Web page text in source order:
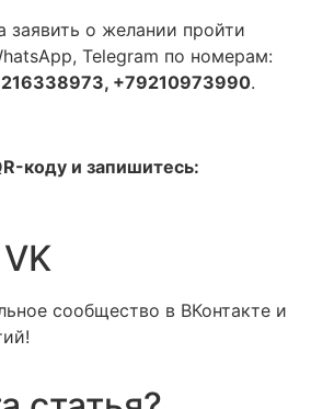
заявить о желании пройти
Telegram по номерам:
+79210973990.
-коду и запишитесь:
сообщество в ВКонтакте и